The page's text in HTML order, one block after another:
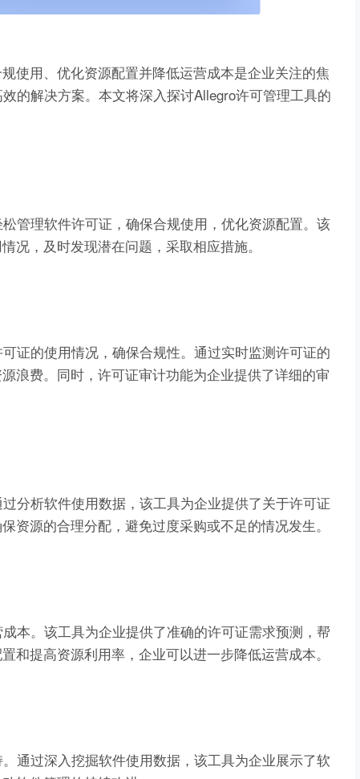
使用、优化资源配置并降低运营成本是企业关注的焦
的解决方案。本文将深入探讨Allegro许可管理工具的
管理软件许可证，确保合规使用，优化资源配置。该
况，及时发现潜在问题，采取相应措施。
证的使用情况，确保合规性。通过实时监测许可证的
浪费。同时，许可证审计功能为企业提供了详细的审
分析软件使用数据，该工具为企业提供了关于许可证
源的合理分配，避免过度采购或不足的情况发生。
本。该工具为企业提供了准确的许可证需求预测，帮
提高资源利用率，企业可以进一步降低运营成本。
通过深入挖掘软件使用数据，该工具为企业展示了软